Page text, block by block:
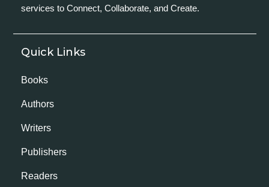
services to Connect, Collaborate, and Create.
Quick Links
Books
Authors
Writers
Publishers
Readers